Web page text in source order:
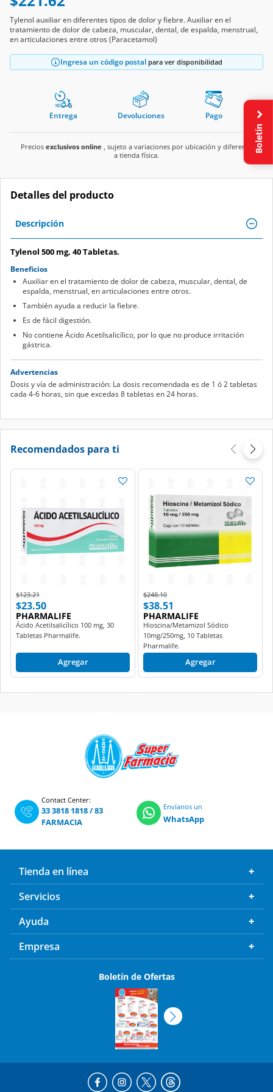
Tylenol auxiliar en diferentes tipos de dolor y fiebre. Auxiliar en el
tratamiento de dolor de cabeza, muscular, dental, de espalda, menstrual,
en articulaciones entre otros (Paracetamol)
Ingresa un código postal para ver disponibilidad
Entrega Devoluciones Pago
Precios exclusivos online , sujeto a variaciones por ubicación y diferente
a tienda física.
Detalles del producto
Descripción
Tylenol 500 mg, 40 Tabletas.
Beneficios
Auxiliar en el tratamiento de dolor de cabeza, muscular, dental, de
espalda, menstrual, en articulaciones entre otros.
También ayuda a reducir la fiebre.
Es de fácil digestión.
No contiene Ácido Acetilsalicílico, por lo que no produce irritación
gástrica.
Advertencias
Dosis y vía de administración: La dosis recomendada es de 1 ó 2 tabletas
cada 4-6 horas, sin que excedas 8 tabletas en 24 horas.
Recomendados para ti
Price reduced from
$123.21to
$23.50
PHARMALIFE
Ácido Acetilsalicílico 100 mg, 30
Tabletas Pharmalife.
Agregar
Price reduced from
$248.10to
$38.51
PHARMALIFE
Hioscina/Metamizol Sódico
10mg/250mg, 10 Tabletas
Pharmalife.
Agregar
Contact Center:
33 3818 1818/83
FARMACIA
Envíanos un
WhatsApp
Tienda en línea
Servicios
Ayuda
Empresa
Boletín de Ofertas
Boletín